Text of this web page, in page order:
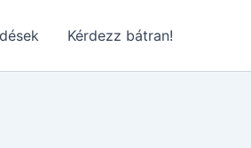
Kérdezz bátran!